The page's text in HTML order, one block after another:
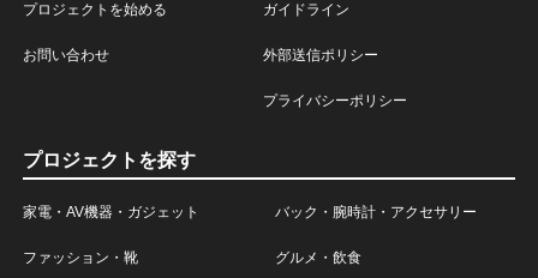
プロジェクトを始める
お問い合わせ
ガイドライン
外部送信ポリシー
プライバシーポリシー
プロジェクトを探す
家電・AV機器・ガジェット バック・腕時計・アクセサリー
ファッション・靴 グルメ・飲食